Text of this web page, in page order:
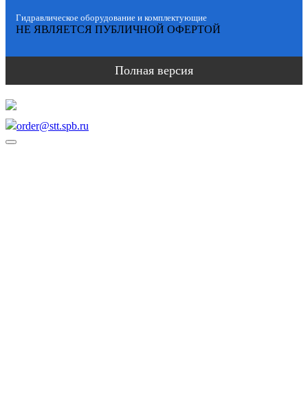
Гидравлическое оборудование и комплектующие
НЕ ЯВЛЯЕТСЯ ПУБЛИЧНОЙ ОФЕРТОЙ
Полная версия
order@stt.spb.ru